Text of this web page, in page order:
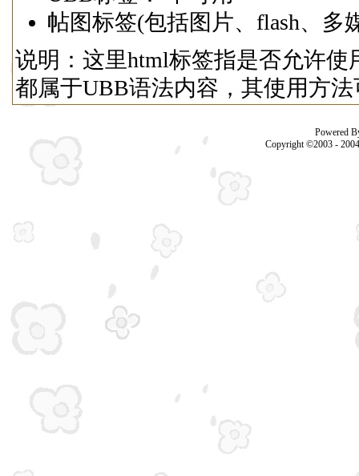
帖图标签(包括图片、flash、多
说明：这里html标签指是否允许
都属于UBB语法内容，其使用方
Powered
Copyright ©2003 -